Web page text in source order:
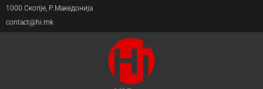
1000 Скопје, Р.Македонија
contact@hi.mk